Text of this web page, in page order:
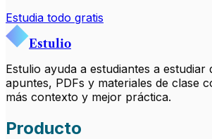
Estudia todo gratis
Estulio
Estulio ayuda a estudiantes a estudiar
apuntes, PDFs y materiales de clase
más contexto y mejor práctica.
Producto